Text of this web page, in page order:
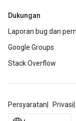
Dukungan
Laporan bug dan
Google Groups
Stack Overflow
Persyaratan Privasi